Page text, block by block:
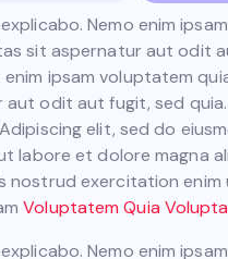
Nemo enim
sit aspernatur aut odit
enim ipsam voluptatem
aut odit aut fugit, sed
elit, sed do
labore et dolore magna
nostrud exercitation enim
Voluptatem Quia
Nemo enim